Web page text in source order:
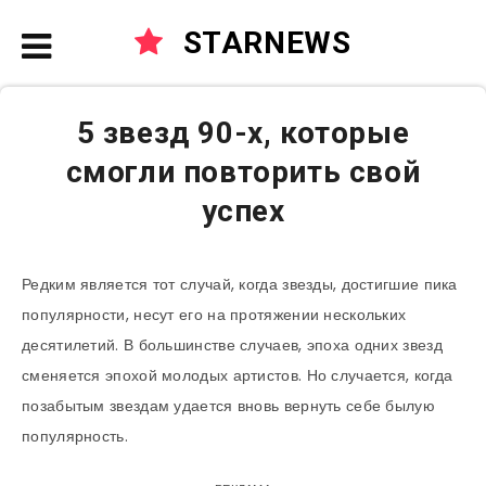
STARNEWS
5 звезд 90-х, которые
смогли повторить свой
успех
Редким является тот случай, когда звезды, достигшие пика
популярности, несут его на протяжении нескольких
десятилетий. В большинстве случаев, эпоха одних звезд
сменяется эпохой молодых артистов. Но случается, когда
позабытым звездам удается вновь вернуть себе былую
популярность.